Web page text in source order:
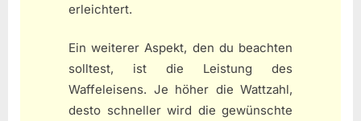
erleichtert.
Ein weiterer Aspekt, den du beachten
solltest, ist die Leistung des
Waffeleisens. Je höher die Wattzahl,
desto schneller wird die gewünschte